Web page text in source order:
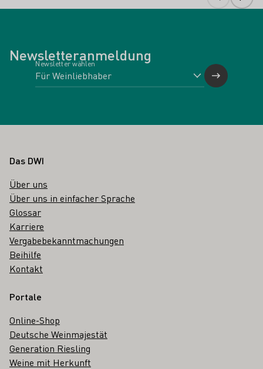
Newsletteranmeldung
Newsletter wählen
Fußbereich
Das DWI
Über uns
Über uns in einfacher Sprache
Glossar
Karriere
Vergabebekanntmachungen
Beihilfe
Kontakt
Portale
Online-Shop
Deutsche Weinmajestät
Generation Riesling
Weine mit Herkunft